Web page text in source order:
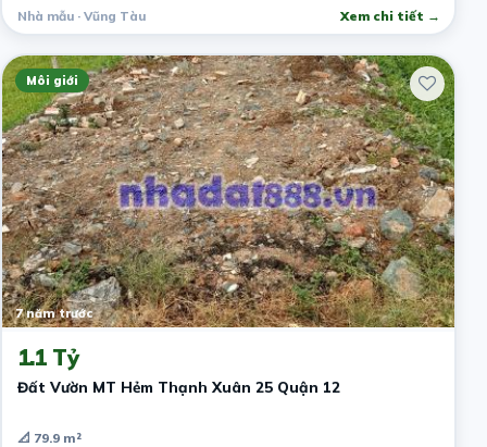
Nhà mẫu · Vũng Tàu Xem chi tiết →
Môi giới
7 năm trước
1.1 Tỷ
Đất Vườn MT Hẻm Thạnh Xuân 25 Quận 12
📐 79.9 m²